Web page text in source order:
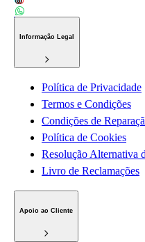
Informação Legal
Política de Privacidade
Termos e Condições
Condições de
Política de Cookies
Resolução Alternativa
Livro de Reclamações
Apoio ao Cliente